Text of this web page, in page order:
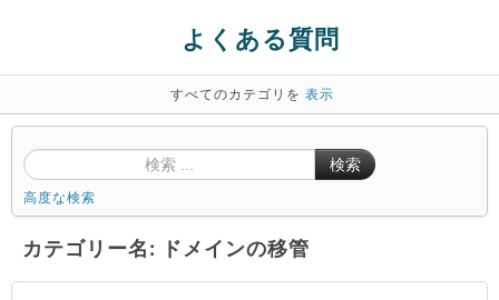
よくある質問
すべてのカテゴリを 表示
検索
高度な検索
カテゴリー名: ドメインの移管